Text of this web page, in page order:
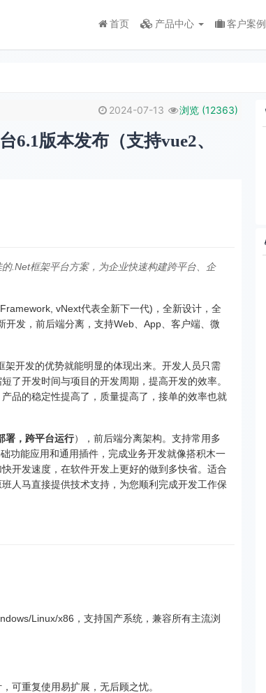
首页 产品中心 客户案例
2024-07-13 浏览 (12363)
6.1版本发布（支持vue2、
.Net框架平台方案，为企业快速构建跨平台、企
vNext代表全新下一代)，全新设计，全
发，前后端分离，支持Web、App、客户端、微
开发的优势就能明显的体现出来。开发人员只需
了开发时间与项目的开发周期，提高开发的效率。
品的稳定性提高了，质量提高了，接单的效率也就
署，跨平台运行），前后端分离架构。支持常用多
功能应用和通用插件，完成业务开发就像搭积木一
开发速度，在软件开发上更好的做到多快省。适合
人马直接提供技术支持，为您顺利完成开发工作保
Linux/x86，支持国产系统，兼容所有主流浏
可重复使用易扩展，无后顾之忧。